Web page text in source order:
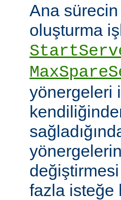
Ana
oluşturma
yönergeleri
fazla isteğe